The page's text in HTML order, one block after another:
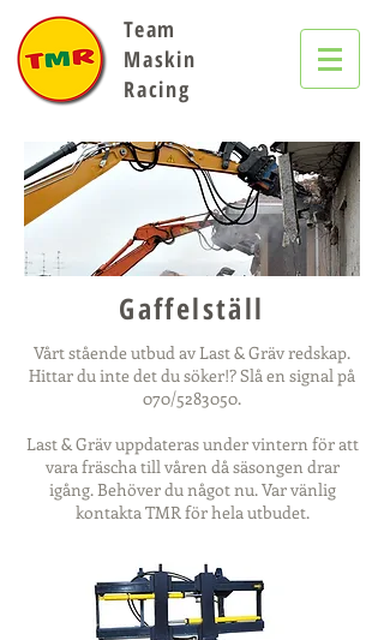
Team
Maskin
Racing
Gaffelställ
Vårt stående utbud av Last & Gräv redskap.
Hittar du inte det du söker!? Slå en signal på
070/5283050.
Last & Gräv uppdateras under vintern för att
vara fräscha till våren då säsongen drar
igång. Behöver du något nu. Var vänlig
kontakta TMR för hela utbudet.